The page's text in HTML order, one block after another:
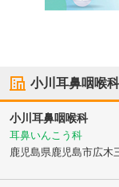
小川耳鼻咽喉科
小川耳鼻咽喉科
耳鼻いんこう科
鹿児島県鹿児島市広木